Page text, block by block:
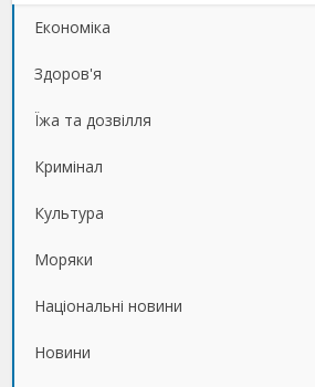
Економіка
Здоров'я
Їжа та дозвілля
Кримінал
Культура
Моряки
Національні новини
Новини